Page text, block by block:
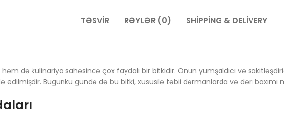
TƏSVIR RƏYLƏR (0) SHIPPING & DELIVERY
də kulinariya sahəsində çox faydalı bir bitkidir. Onun yumşaldıcı və
Bugünkü gündə də bu bitki, xüsusilə təbii dərmanlarda və dəri baxımı